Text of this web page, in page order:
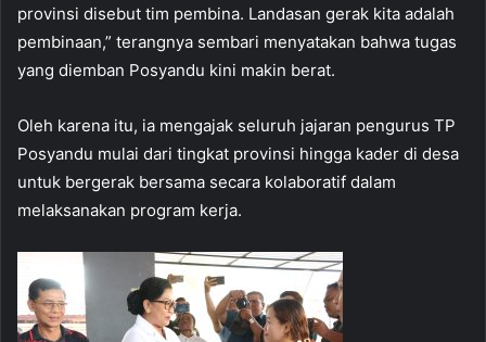
provinsi disebut tim pembina. Landasan gerak kita adalah
pembinaan,” terangnya sembari menyatakan bahwa tugas
yang diemban Posyandu kini makin berat.
Oleh karena itu, ia mengajak seluruh jajaran pengurus TP
Posyandu mulai dari tingkat provinsi hingga kader di desa
untuk bergerak bersama secara kolaboratif dalam
melaksanakan program kerja.